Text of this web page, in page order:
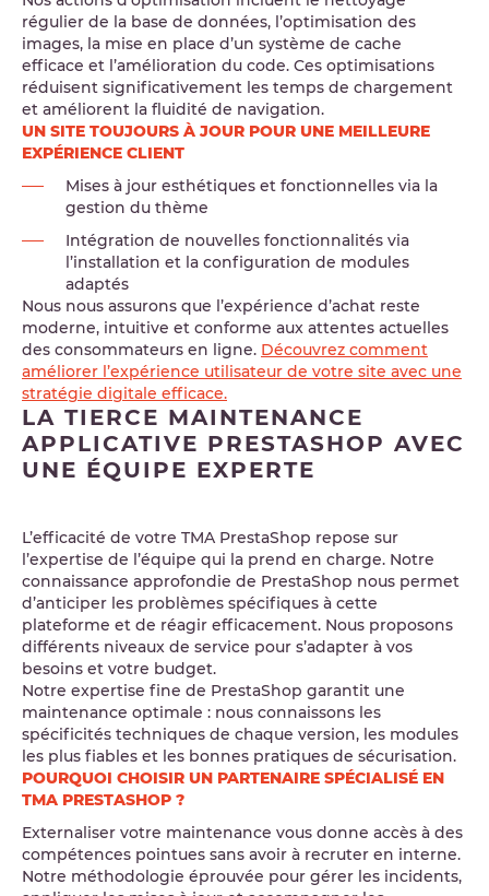
régulier de la base de données, l’optimisation des
images, la mise en place d’un système de cache
efficace et l’amélioration du code. Ces optimisations
réduisent significativement les temps de chargement
et améliorent la fluidité de navigation.
UN SITE TOUJOURS À JOUR POUR UNE MEILLEURE
EXPÉRIENCE CLIENT
Mises à jour esthétiques et fonctionnelles via la
gestion du thème
Intégration de nouvelles fonctionnalités via
l’installation et la configuration de modules
adaptés
Nous nous assurons que l’expérience d’achat reste
moderne, intuitive et conforme aux attentes actuelles
des consommateurs en ligne. Découvrez comment
améliorer l’expérience utilisateur de votre site avec une
stratégie digitale efficace.
LA TIERCE MAINTENANCE
APPLICATIVE PRESTASHOP AVEC
UNE ÉQUIPE EXPERTE
L’efficacité de votre TMA PrestaShop repose sur
l’expertise de l’équipe qui la prend en charge. Notre
connaissance approfondie de PrestaShop nous permet
d’anticiper les problèmes spécifiques à cette
plateforme et de réagir efficacement. Nous proposons
différents niveaux de service pour s’adapter à vos
besoins et votre budget.
Notre expertise fine de PrestaShop garantit une
maintenance optimale : nous connaissons les
spécificités techniques de chaque version, les modules
les plus fiables et les bonnes pratiques de sécurisation.
POURQUOI CHOISIR UN PARTENAIRE SPÉCIALISÉ EN
TMA PRESTASHOP ?
Externaliser votre maintenance vous donne accès à des
compétences pointues sans avoir à recruter en interne.
Notre méthodologie éprouvée pour gérer les incidents,